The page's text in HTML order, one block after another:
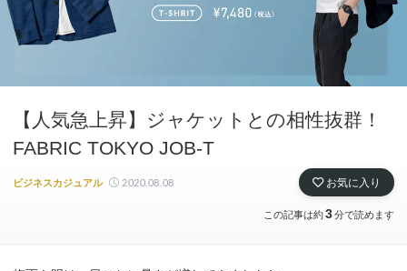
【人気急上昇】ジャケットとの相性抜群！
FABRIC TOKYO JOB-T
ビジネスカジュアル 2020.08.08 お気に入り
この記事は約3分で読めます